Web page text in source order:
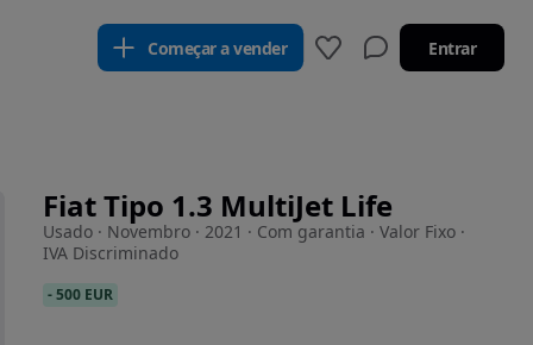
Começar a vender Entrar
Fiat Tipo 1.3 MultiJet Life
Usado · Novembro · 2021 · Com garantia · Valor Fixo ·
IVA Discriminado
-500 EUR